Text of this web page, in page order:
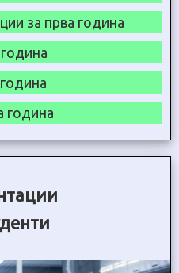
за прва година
година